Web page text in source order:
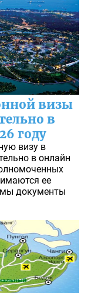
визы
в
году
визу в
в онлайн
ее
документы